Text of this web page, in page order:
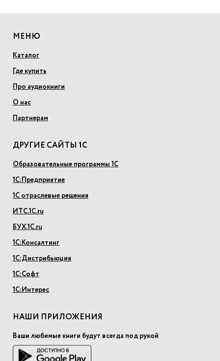
МЕНЮ
Каталог
Где купить
Про аудиокниги
О нас
Партнерам
ДРУГИЕ САЙТЫ 1С
Образовательные программы 1С
1С:Предприятие
1С отраслевые решения
ИТС.1С.ru
БУХ.1С.ru
1С:Консалтинг
1С:Дистрибьюция
1С:Софт
1С:Интерес
НАШИ ПРИЛОЖЕНИЯ
Ваши любимые книги будут всегда под рукой